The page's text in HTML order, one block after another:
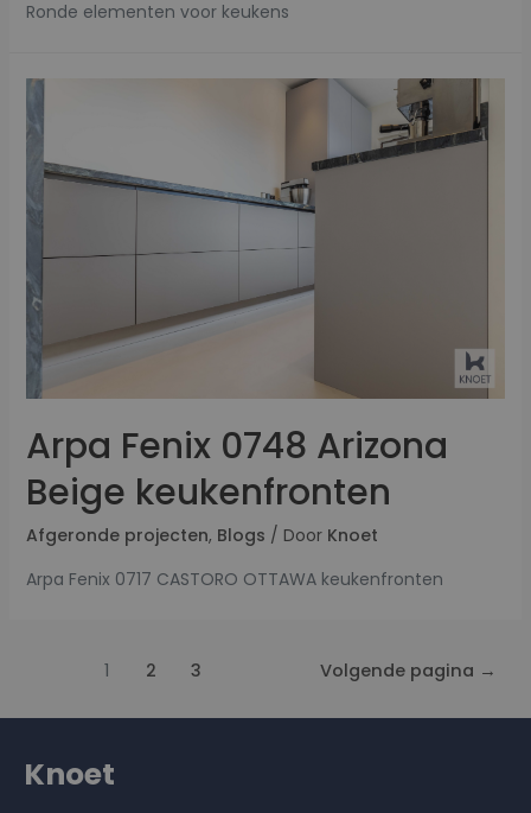
Ronde elementen voor keukens
Arpa Fenix 0748 Arizona
Beige keukenfronten
Afgeronde projecten, Blogs / Door Knoet
Arpa Fenix 0717 CASTORO OTTAWA keukenfronten
1 2 3 Volgende pagina →
Knoet